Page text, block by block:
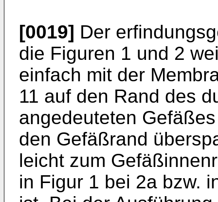
[0019] Der
die Figuren 1 und 2
einfach mit der
11 auf den Rand des
angedeuteten
den Gefäßrand
leicht zum
in Figur 1 bei 2a bzw.